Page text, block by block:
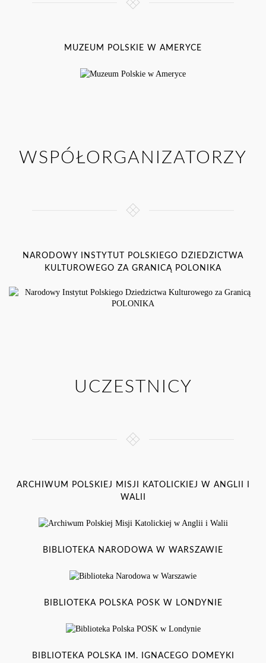
MUZEUM POLSKIE W AMERYCE
WSPÓŁORGANIZATORZY
NARODOWY INSTYTUT POLSKIEGO DZIEDZICTWA
KULTUROWEGO ZA GRANICĄ POLONIKA
UCZESTNICY
ARCHIWUM POLSKIEJ MISJI KATOLICKIEJ W ANGLII I
WALII
BIBLIOTEKA NARODOWA W WARSZAWIE
BIBLIOTEKA POLSKA POSK W LONDYNIE
BIBLIOTEKA POLSKA IM. IGNACEGO DOMEYKI